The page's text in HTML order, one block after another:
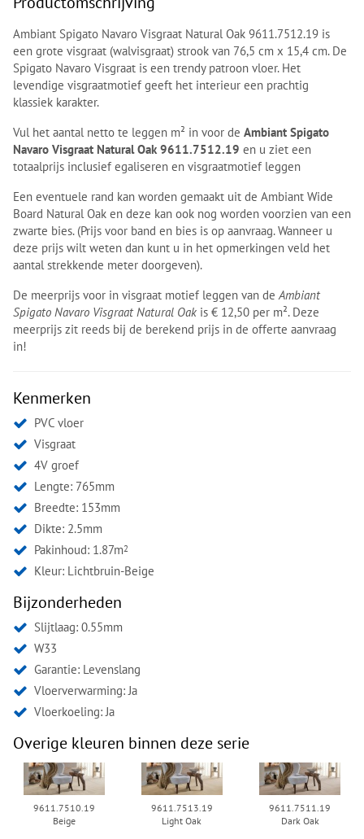
Ambiant Spigato Navaro Visgraat Natural Oak 9611.7512.19 is
een grote visgraat (walvisgraat) strook van 76,5 cm x 15,4 cm. De
Spigato Navaro Visgraat is een trendy patroon vloer. Het
levendige visgraatmotief geeft het interieur een prachtig
klassiek karakter.
Vul het aantal netto te leggen m² in voor de Ambiant Spigato
Navaro Visgraat Natural Oak 9611.7512.19 en u ziet een
totaalprijs inclusief egaliseren en visgraatmotief leggen
Een eventuele rand kan worden gemaakt uit de Ambiant Wide
Board Natural Oak en deze kan ook nog worden voorzien van een
zwarte bies. (Prijs voor band en bies is op aanvraag. Wanneer u
deze prijs wilt weten dan kunt u in het opmerkingen veld het
aantal strekkende meter doorgeven).
De meerprijs voor in visgraat motief leggen van de Ambiant
Spigato Navaro Visgraat Natural Oak is € 12,50 per m². Deze
meerprijs zit reeds bij de berekend prijs in de offerte aanvraag
in!
Kenmerken
PVC vloer
Visgraat
4V groef
Lengte: 765mm
Breedte: 153mm
Dikte: 2.5mm
Pakinhoud: 1.87m2
Kleur: Lichtbruin-Beige
Bijzonderheden
Slijtlaag: 0.55mm
W33
Garantie: Levenslang
Vloerverwarming: Ja
Vloerkoeling: Ja
Overige kleuren binnen deze serie
9611.7510.19
Beige
9611.7513.19
Light Oak
9611.7511.19
Dark Oak